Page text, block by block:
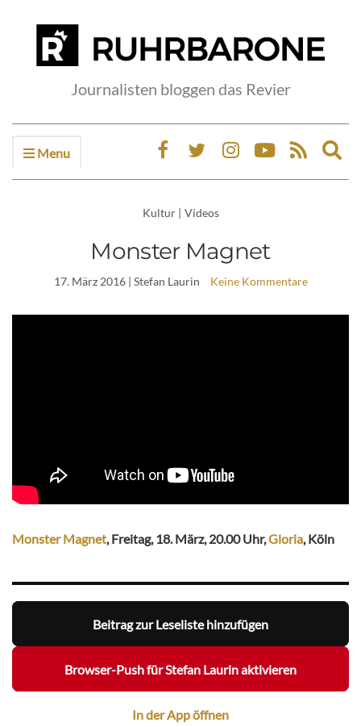
Journalisten bloggen das Revier
Menu
Kultur | Videos
Monster Magnet
17. März 2016| Stefan Laurin Keine Kommentare
Monster Magnet, Freitag, 18. März, 20.00 Uhr,Gloria, Köln
Beitrag zur Leseliste hinzufügen
Browser-Push für Stefan Laurin aktivieren
In der App öffnen